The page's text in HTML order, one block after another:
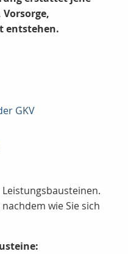
entstehen.
GKV
wie Sie sich